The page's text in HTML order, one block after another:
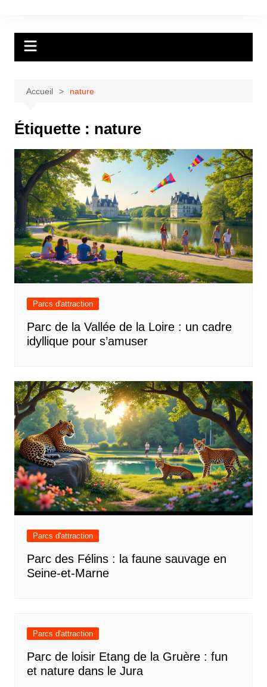
Accueil nature
Étiquette : nature
Parcs d'attraction
Parc de la Vallée de la Loire : un cadre
idyllique pour s’amuser
Parcs d'attraction
Parc des Félins : la faune sauvage en
Seine-et-Marne
Parcs d'attraction
Parc de loisir Etang de la Gruère : fun
et nature dans le Jura